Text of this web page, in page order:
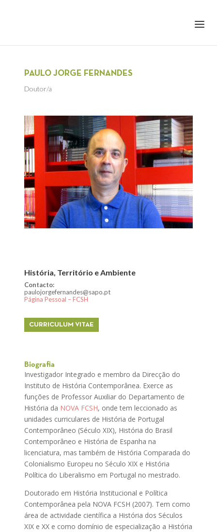
PAULO JORGE FERNANDES
Doutor/a
História, Território e Ambiente
Contacto:
paulojorgefernandes@sapo.pt
Página Pessoal – FCSH
CURRICULUM VITAE
Biografia
Investigador Integrado e membro da Direcção do
Instituto de História Contemporânea. Exerce as
funções de Professor Auxiliar do Departamento de
História da NOVA FCSH, onde tem leccionado as
unidades curriculares de História de Portugal
Contemporâneo (Século XIX), História do Brasil
Contemporâneo e História de Espanha na
licenciatura, mas também de História Comparada do
Colonialismo Europeu no Século XIX e História
Política do Liberalismo em Portugal no mestrado.
Doutorado em História Institucional e Política
Contemporânea pela NOVA FCSH (2007). Tem como
área de actividade científica a História dos Séculos
XIX e XX e como domínio de especialização a História